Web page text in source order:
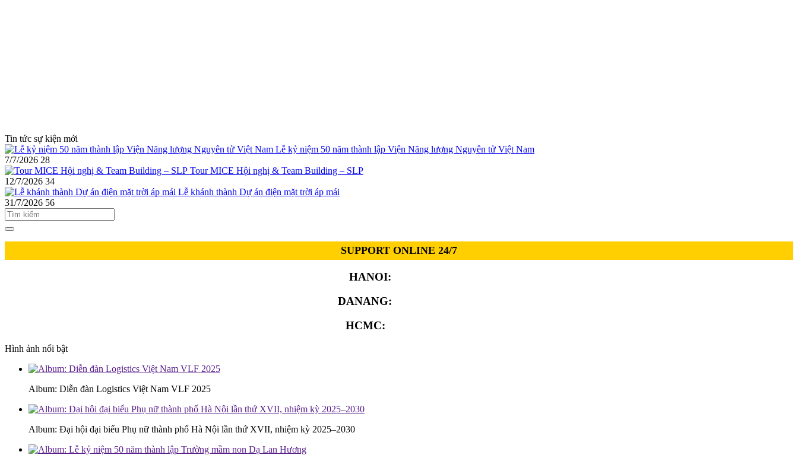
Tin tức sự kiện mới
Lễ kỷ niệm 50 năm thành lập Viện Năng lượng Nguyên tử Việt Nam
7/7/2026 28
Tour MICE Hội nghị & Team Building – SLP
12/7/2026 34
Lễ khánh thành Dự án điện mặt trời áp mái
31/7/2026 56
SUPPORT ONLINE 24/7
HANOI:
DANANG:
HCMC:
Hình ảnh nổi bật
Album: Diễn đàn Logistics Việt Nam VLF 2025
Album: Đại hội đại biểu Phụ nữ thành phố Hà Nội lần thứ XVII, nhiệm kỳ 2025–2030